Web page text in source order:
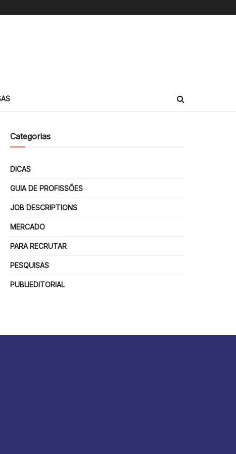
Categorias
DICAS
GUIA DE PROFISSÕES
JOB DESCRIPTIONS
MERCADO
PARA RECRUTAR
PESQUISAS
PUBLIEDITORIAL